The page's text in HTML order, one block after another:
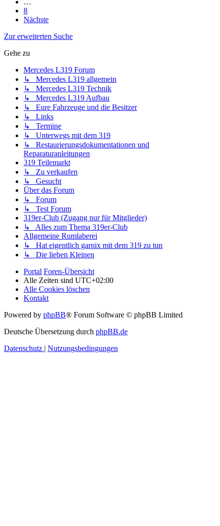
…
8
Nächste
Zur erweiterten Suche
Gehe zu
Mercedes L319 Forum
↳ Mercedes L319 allgemein
↳ Mercedes L319 Technik
↳ Mercedes L319 Aufbau
↳ Eure Fahrzeuge und die Besitzer
↳ Links
↳ Termine
↳ Unterwegs mit dem 319
↳ Restaurierungsdokumentationen und
Reparaturanleitungen
319 Teilemarkt
↳ Zu verkaufen
↳ Gesucht
Über das Forum
↳ Forum
↳ Test Forum
319er-Club (Zugang nur für Mitglieder)
↳ Alles zum Thema 319er-Club
Allgemeine Rumlaberei
↳ Hat eigentlich garnix mit dem 319 zu tun
↳ Die lieben Kleinen
Portal Foren-Übersicht
Alle Zeiten sind UTC+02:00
Alle Cookies löschen
Kontakt
Powered by phpBB® Forum Software © phpBB Limited
Deutsche Übersetzung durch phpBB.de
Datenschutz | Nutzungsbedingungen